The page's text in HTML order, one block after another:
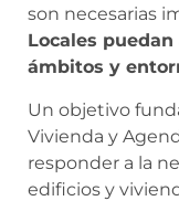
son necesarias
Locales
ámbitos y
Un objetivo
Vivienda y
responder a la
edificios y